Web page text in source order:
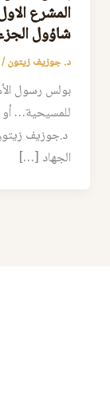
المشرع
شاؤول
د. جوزيف زيتون/
بولس رسول
للمسيحية…
الجهاد […]